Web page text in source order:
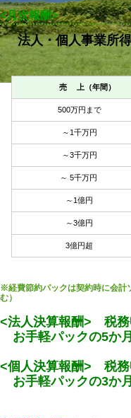
<月次報酬>
法人・個人事業所
（
売 上（年間）
500万円まで
～1千万円
～3千万円
～ 5千万円
～1億円
～3億円
3億円超
※経費節約パックは契約時に会計
<法人決算報酬> 税務
お手軽パックの5か
<個人決算報酬> 税務
お手軽パックの3か